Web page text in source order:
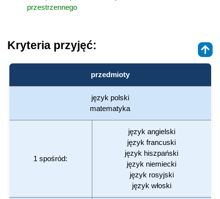
przestrzennego
Kryteria przyjęć:
przedmioty
język polski
matematyka
1 spośród:
język angielski
język francuski
język hiszpański
język niemiecki
język rosyjski
język włoski